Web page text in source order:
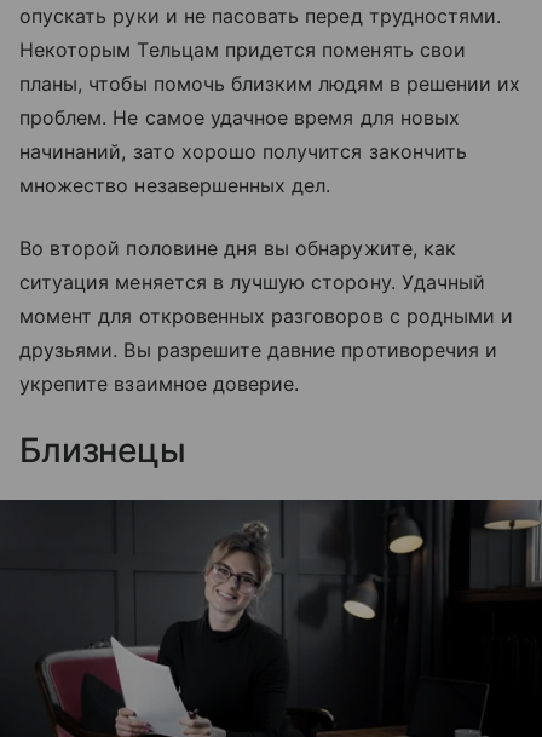
опускать руки и не пасовать перед трудностями.
Некоторым Тельцам придется поменять свои
планы, чтобы помочь близким людям в решении их
проблем. Не самое удачное время для новых
начинаний, зато хорошо получится закончить
множество незавершенных дел.
Во второй половине дня вы обнаружите, как
ситуация меняется в лучшую сторону. Удачный
момент для откровенных разговоров с родными и
друзьями. Вы разрешите давние противоречия и
укрепите взаимное доверие.
Близнецы